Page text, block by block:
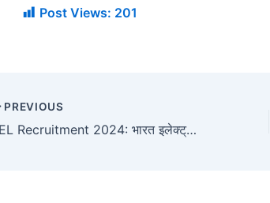
Post Views: 201
PREVIOUS
BEL Recruitment 2024: भारत इलेक्ट्रॉनिक्स लिमिटेड ने इंजीनियर के पदों पर निकाली भर्ती, 12 दिसंबर तक करें आवेदन